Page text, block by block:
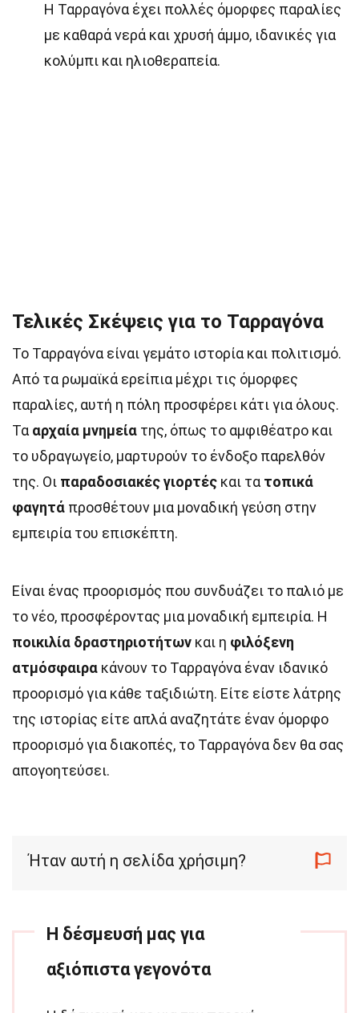
Η Ταρραγόνα έχει πολλές όμορφες παραλίες
με καθαρά νερά και χρυσή άμμο, ιδανικές για
κολύμπι και ηλιοθεραπεία.
Τελικές Σκέψεις για το Ταρραγόνα
Το Ταρραγόνα είναι γεμάτο ιστορία και πολιτισμό.
Από τα ρωμαϊκά ερείπια μέχρι τις όμορφες
παραλίες, αυτή η πόλη προσφέρει κάτι για όλους.
Τα αρχαία μνημεία της, όπως το αμφιθέατρο και
το υδραγωγείο, μαρτυρούν το ένδοξο παρελθόν
της. Οι παραδοσιακές γιορτές και τα τοπικά
φαγητά προσθέτουν μια μοναδική γεύση στην
εμπειρία του επισκέπτη.
Είναι ένας προορισμός που συνδυάζει το παλιό με
το νέο, προσφέροντας μια μοναδική εμπειρία. Η
ποικιλία δραστηριοτήτων και η φιλόξενη
ατμόσφαιρα κάνουν το Ταρραγόνα έναν ιδανικό
προορισμό για κάθε ταξιδιώτη. Είτε είστε λάτρης
της ιστορίας είτε απλά αναζητάτε έναν όμορφο
προορισμό για διακοπές, το Ταρραγόνα δεν θα σας
απογοητεύσει.
Ήταν αυτή η σελίδα χρήσιμη?
Η δέσμευσή μας για
αξιόπιστα γεγονότα